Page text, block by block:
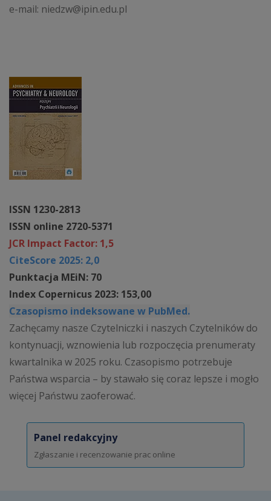
ISSN 1230-2813
ISSN online 2720-5371
JCR Impact Factor: 1,5
CiteScore 2025: 2,0
Punktacja MEiN: 70
Index Copernicus 2023: 153,00
Czasopismo indeksowane w PubMed.
Zachęcamy nasze Czytelniczki i naszych Czytelników do
kontynuacji, wznowienia lub rozpoczęcia prenumeraty
kwartalnika w 2025 roku. Czasopismo potrzebuje
Państwa wsparcia – by stawało się coraz lepsze i mogło
więcej Państwu zaoferować.
Panel redakcyjny
Zgłaszanie i recenzowanie prac online
e-mail: niedzw@ipin.edu.pl